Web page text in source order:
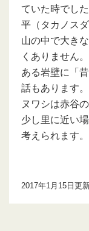
ていた時でし
平（タカノス
山の中で大き
くありません
ある岩壁に「
話もあります
ヌワシは赤谷
少し里に近い
考えられます。
2017年1月15日更